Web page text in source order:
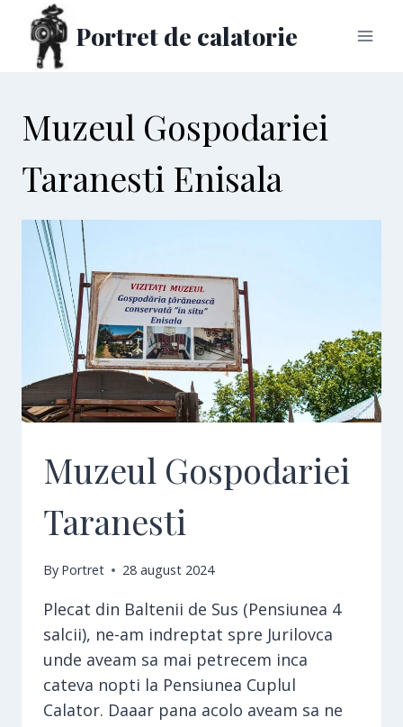
content
Portret de calatorie
Muzeul Gospodariei
Taranesti Enisala
Muzeul Gospodariei
Taranesti
By Portret 28 august 2024
Plecat din Baltenii de Sus (Pensiunea 4
salcii), ne-am indreptat spre Jurilovca
unde aveam sa mai petrecem inca
cateva nopti la Pensiunea Cuplul
Calator. Daaar pana acolo aveam sa ne